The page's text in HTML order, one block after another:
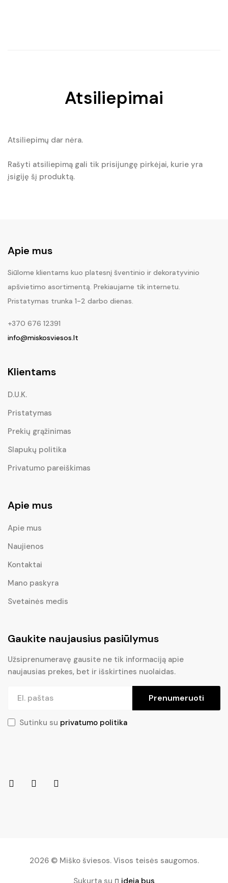
Atsiliepimai
Atsiliepimų dar nėra.
Rašyti atsiliepimą gali tik prisijungę pirkėjai, kurie yra
įsigiję šį produktą.
Apie mus
Siūlome klientams kuo platesnį šventinio ir dekoratyvinio
apšvietimo asortimentą. Prekiaujame tik internetu.
Pristatymas trunka 1-2 darbo dienas.
+370 676 12391
info@miskosviesos.lt
Klientams
D.U.K.
Pristatymas
Prekių grąžinimas
Slapukų politika
Privatumo pareiškimas
Apie mus
Apie mus
Naujienos
Kontaktai
Mano paskyra
Svetainės medis
Gaukite naujausius pasiūlymus
Užsiprenumeravę gausite ne tik informaciją apie
naujausias prekes, bet ir išskirtines nuolaidas.
Prenumeruoti
Sutinku su privatumo politika
2026 © Miško šviesos. Visos teisės saugomos.